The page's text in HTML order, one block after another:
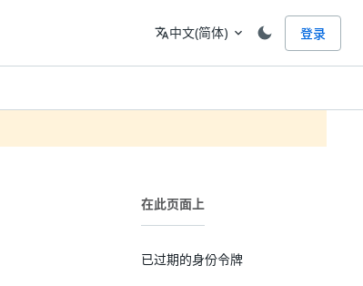
语言
translate中文(简体) expand_more 登录
在此页面上
已过期的身份令牌